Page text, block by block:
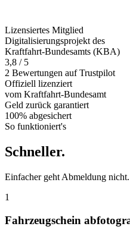
Lizensiertes Mitglied
Digitalisierungsprojekt des
Kraftfahrt-Bundesamts (KBA)
3,8 / 5
2 Bewertungen auf Trustpilot
Offiziell lizenziert
vom Kraftfahrt-Bundesamt
Geld zurück garantiert
100% abgesichert
So funktioniert's
Schneller.
Einfacher geht Abmeldung nicht.
1
Fahrzeugschein